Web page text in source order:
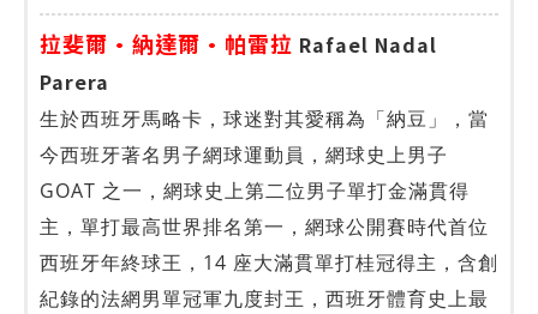
拉斐爾·納達爾·帕雷拉 Rafael Nadal
Parera
生於西班牙馬略卡，球迷對其愛稱為「納豆」，當
今西班牙著名男子網球運動員，網球史上男子
GOAT 之一，網球史上第二位男子單打金滿貫得
主，單打最高世界排名第一，網球公開賽時代首位
西班牙年終球王，14 座大滿貫單打桂冠得主，含創
紀錄的法網男單冠軍九度封王，西班牙體育史上最